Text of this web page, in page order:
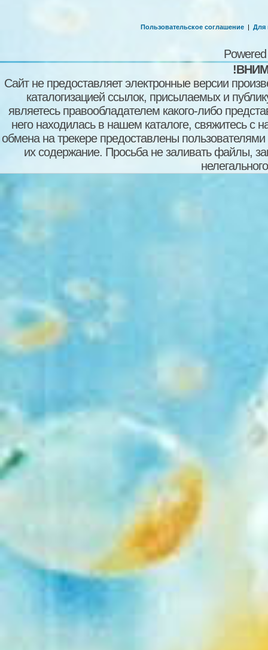
Пользовательское соглашение | Для
Сайт не предоставляет электронные версии
каталогизацией ссылок, присылаемых и
являетесь правообладателем какого-либо
него находилась в нашем каталоге, свяжитесь
обмена на трекере предоставлены пользователями
их содержание. Просьба не заливать файлы,